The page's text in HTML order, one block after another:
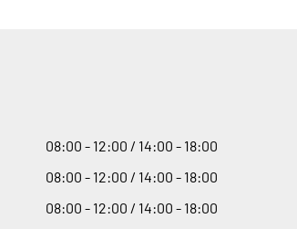
08:00 - 12:00 / 14:00 - 18:00
08:00 - 12:00 / 14:00 - 18:00
08:00 - 12:00 / 14:00 - 18:00